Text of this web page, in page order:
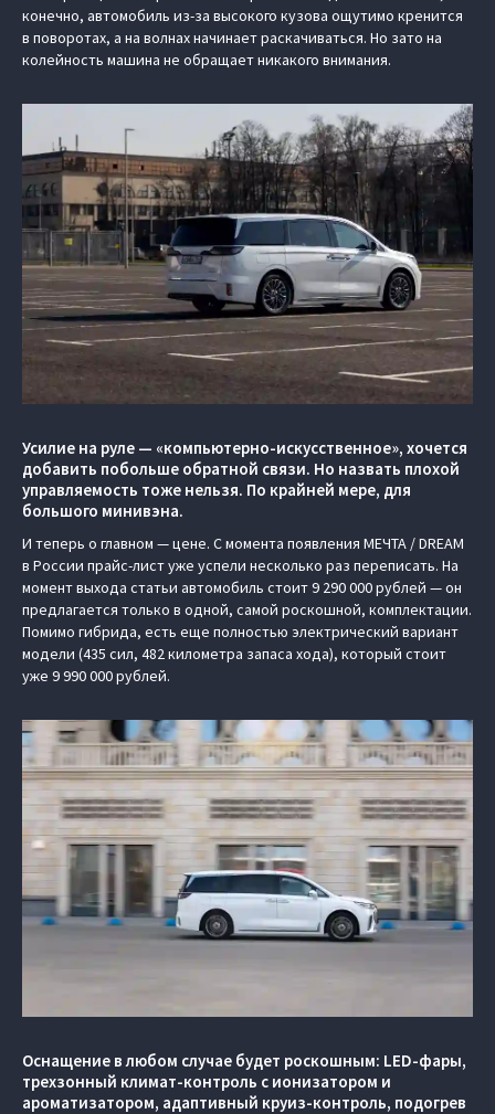
конечно, автомобиль из-за высокого кузова ощутимо кренится
в поворотах, а на волнах начинает раскачиваться. Но зато на
колейность машина не обращает никакого внимания.
Усилие на руле — «компьютерно-искусственное», хочется
добавить побольше обратной связи. Но назвать плохой
управляемость тоже нельзя. По крайней мере, для
большого минивэна.
И теперь о главном — цене. С момента появления МЕЧТА / DREAM
в России прайс-лист уже успели несколько раз переписать. На
момент выхода статьи автомобиль стоит 9 290 000 рублей — он
предлагается только в одной, самой роскошной, комплектации.
Помимо гибрида, есть еще полностью электрический вариант
модели (435 сил, 482 километра запаса хода), который стоит
уже 9 990 000 рублей.
Оснащение в любом случае будет роскошным: LED-фары,
трехзонный климат-контроль с ионизатором и
ароматизатором, адаптивный круиз-контроль, подогрев